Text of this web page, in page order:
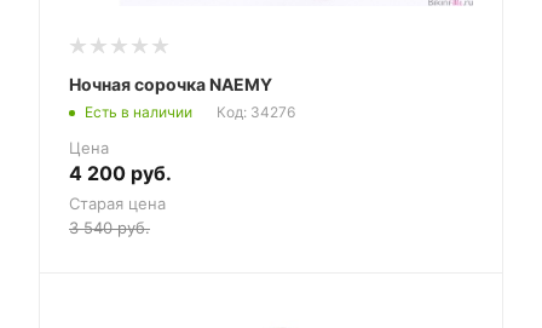
Ночная сорочка NAEMY
Есть в наличии Код: 34276
Цена
4 200 руб.
Старая цена
3 540руб.